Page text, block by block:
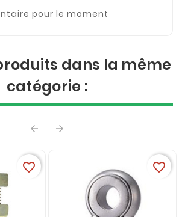
pour le moment
dans la même
catégorie :
 
favorite_border favorite_border